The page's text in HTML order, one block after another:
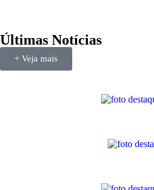
Últimas Notícias
+ Veja mais